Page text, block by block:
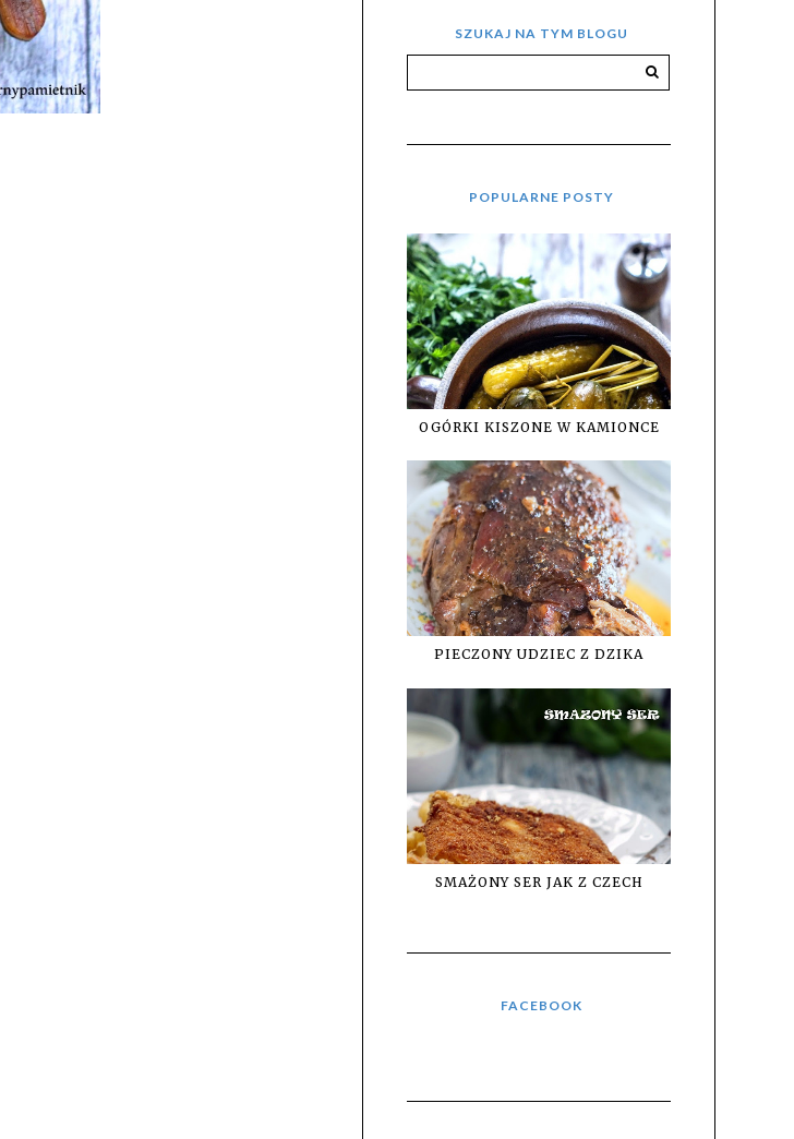
SZUKAJ NA TYM BLOGU
POPULARNE POSTY
OGÓRKI KISZONE W KAMIONCE
PIECZONY UDZIEC Z DZIKA
SMAŻONY SER JAK Z CZECH
FACEBOOK